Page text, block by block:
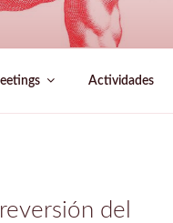
Actividades
del